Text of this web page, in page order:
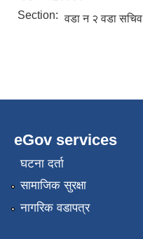
Section: वडा न २ वडा सचिव
eGov services
घटना दर्ता
सामाजिक सुरक्षा
नागरिक वडापत्र